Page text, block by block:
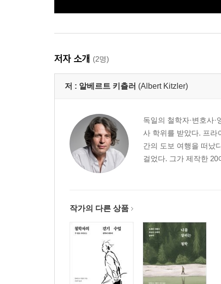
저자 소개 (2명)
저 : 알베르트 키츨러 (Albert Kitzler)
독일의 철학자·변호사
사 학위를 받았다. 프라
간의 도보 여행을 떠났
걸었다. 그가 제작한
작가의 다른 상품